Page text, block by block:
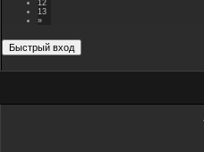
12
13
»